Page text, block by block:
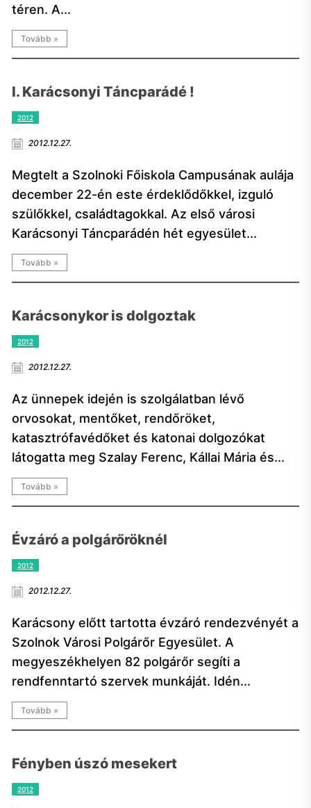
téren. A...
Tovább »
I. Karácsonyi Táncparádé !
2012
2012.12.27.
Megtelt a Szolnoki Főiskola Campusának aulája
december 22-én este érdeklődőkkel, izguló
szülőkkel, családtagokkal. Az első városi
Karácsonyi Táncparádén hét egyesület...
Tovább »
Karácsonykor is dolgoztak
2012
2012.12.27.
Az ünnepek idején is szolgálatban lévő
orvosokat, mentőket, rendőröket,
katasztrófavédőket és katonai dolgozókat
látogatta meg Szalay Ferenc, Kállai Mária és...
Tovább »
Évzáró a polgárőröknél
2012
2012.12.27.
Karácsony előtt tartotta évzáró rendezvényét a
Szolnok Városi Polgárőr Egyesület. A
megyeszékhelyen 82 polgárőr segíti a
rendfenntartó szervek munkáját. Idén...
Tovább »
Fényben úszó mesekert
2012